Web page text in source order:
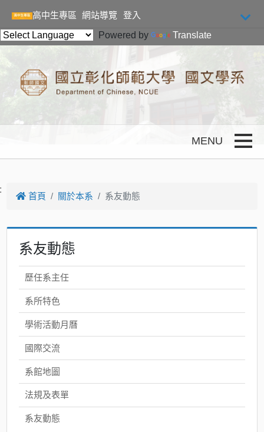
高中生專區
網站導覽
登入
Powered by
Translate
首頁 關於本系 系友動態
系友動態
歷任系主任
系所特色
學術活動月曆
國際交流
系館地圖
法規及表單
系友動態